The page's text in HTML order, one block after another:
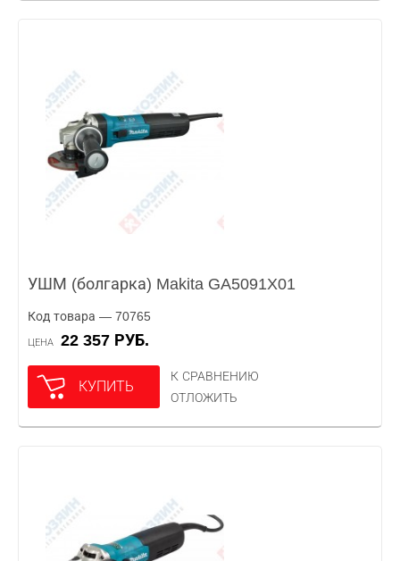
УШМ (болгарка) Makita GA5091X01
Код товара — 70765
ЦЕНА 22 357 РУБ.
КУПИТЬ
К СРАВНЕНИЮ
ОТЛОЖИТЬ